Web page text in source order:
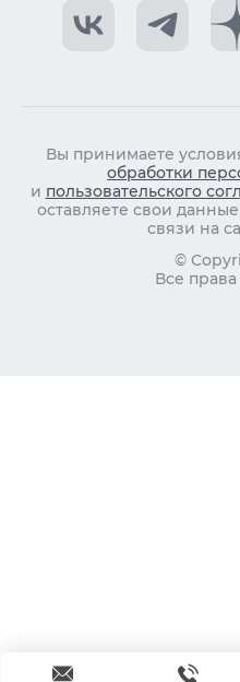
Вы принимаете
обработки
и пользовательского
оставляете свои
связи на
©
Все